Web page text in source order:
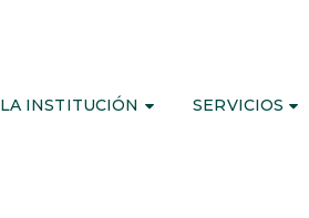
LA INSTITUCIÓN SERVICIOS